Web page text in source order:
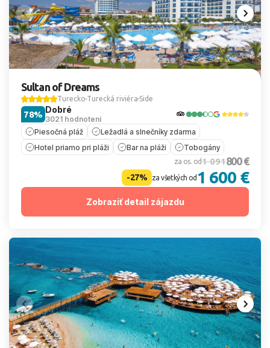
Sultan of Dreams
Turecko Turecká riviéra Side
Dobré
3021 hodnotení
78%
Piesočná pláž
Ležadlá a slnečníky zdarma
Hotel priamo pri pláži
Bar na pláži Tobogány
za os. od1 091800 €
-27% za všetkých od 1 600 €
Zobraziť detail zájazdu